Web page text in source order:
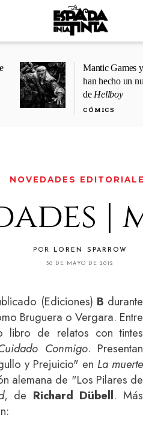
Mantic Games
han hecho un
de Hellboy
CÓMICS
NOVEDADES
|
POR LOREN SPARROW
30 DE MAYO DE 2012
(Ediciones) B durante
Bruguera o Vergara. Entre
libro de relatos con tintes
Conmigo. Presentan
y Prejuicio" en La muerte
alemana de "Los Pilares de
, de Richard Dübell. Más